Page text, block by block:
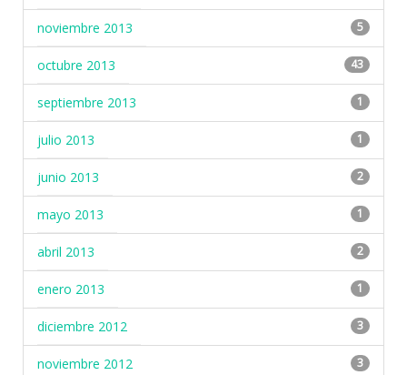
noviembre 2013 5
octubre 2013 43
septiembre 2013 1
julio 2013 1
junio 2013 2
mayo 2013 1
abril 2013 2
enero 2013 1
diciembre 2012 3
noviembre 2012 3